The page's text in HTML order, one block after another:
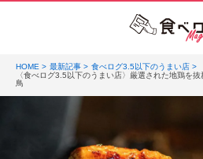
HOME 最新記事
食べログ3.5以下のうまい店
〈食べログ3.5以下のうまい店〉厳選された地鶏を
鳥